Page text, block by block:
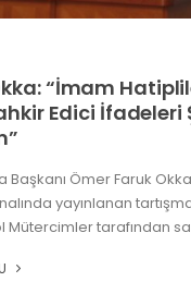
“İmam
Edici İfadeleri
Başkanı Ömer Faruk
yayınlanan
Mütercimler tarafından